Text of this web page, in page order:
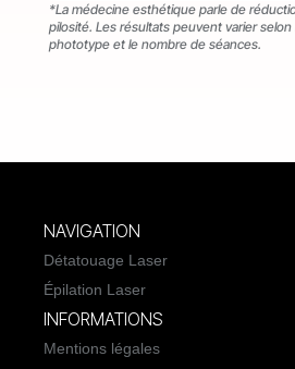
*La médecine esthétique parle de
pilosité. Les résultats peuvent varier
phototype et le nombre de séances.
NAVIGATION
Détatouage Laser
Épilation Laser
INFORMATIONS
Mentions légales